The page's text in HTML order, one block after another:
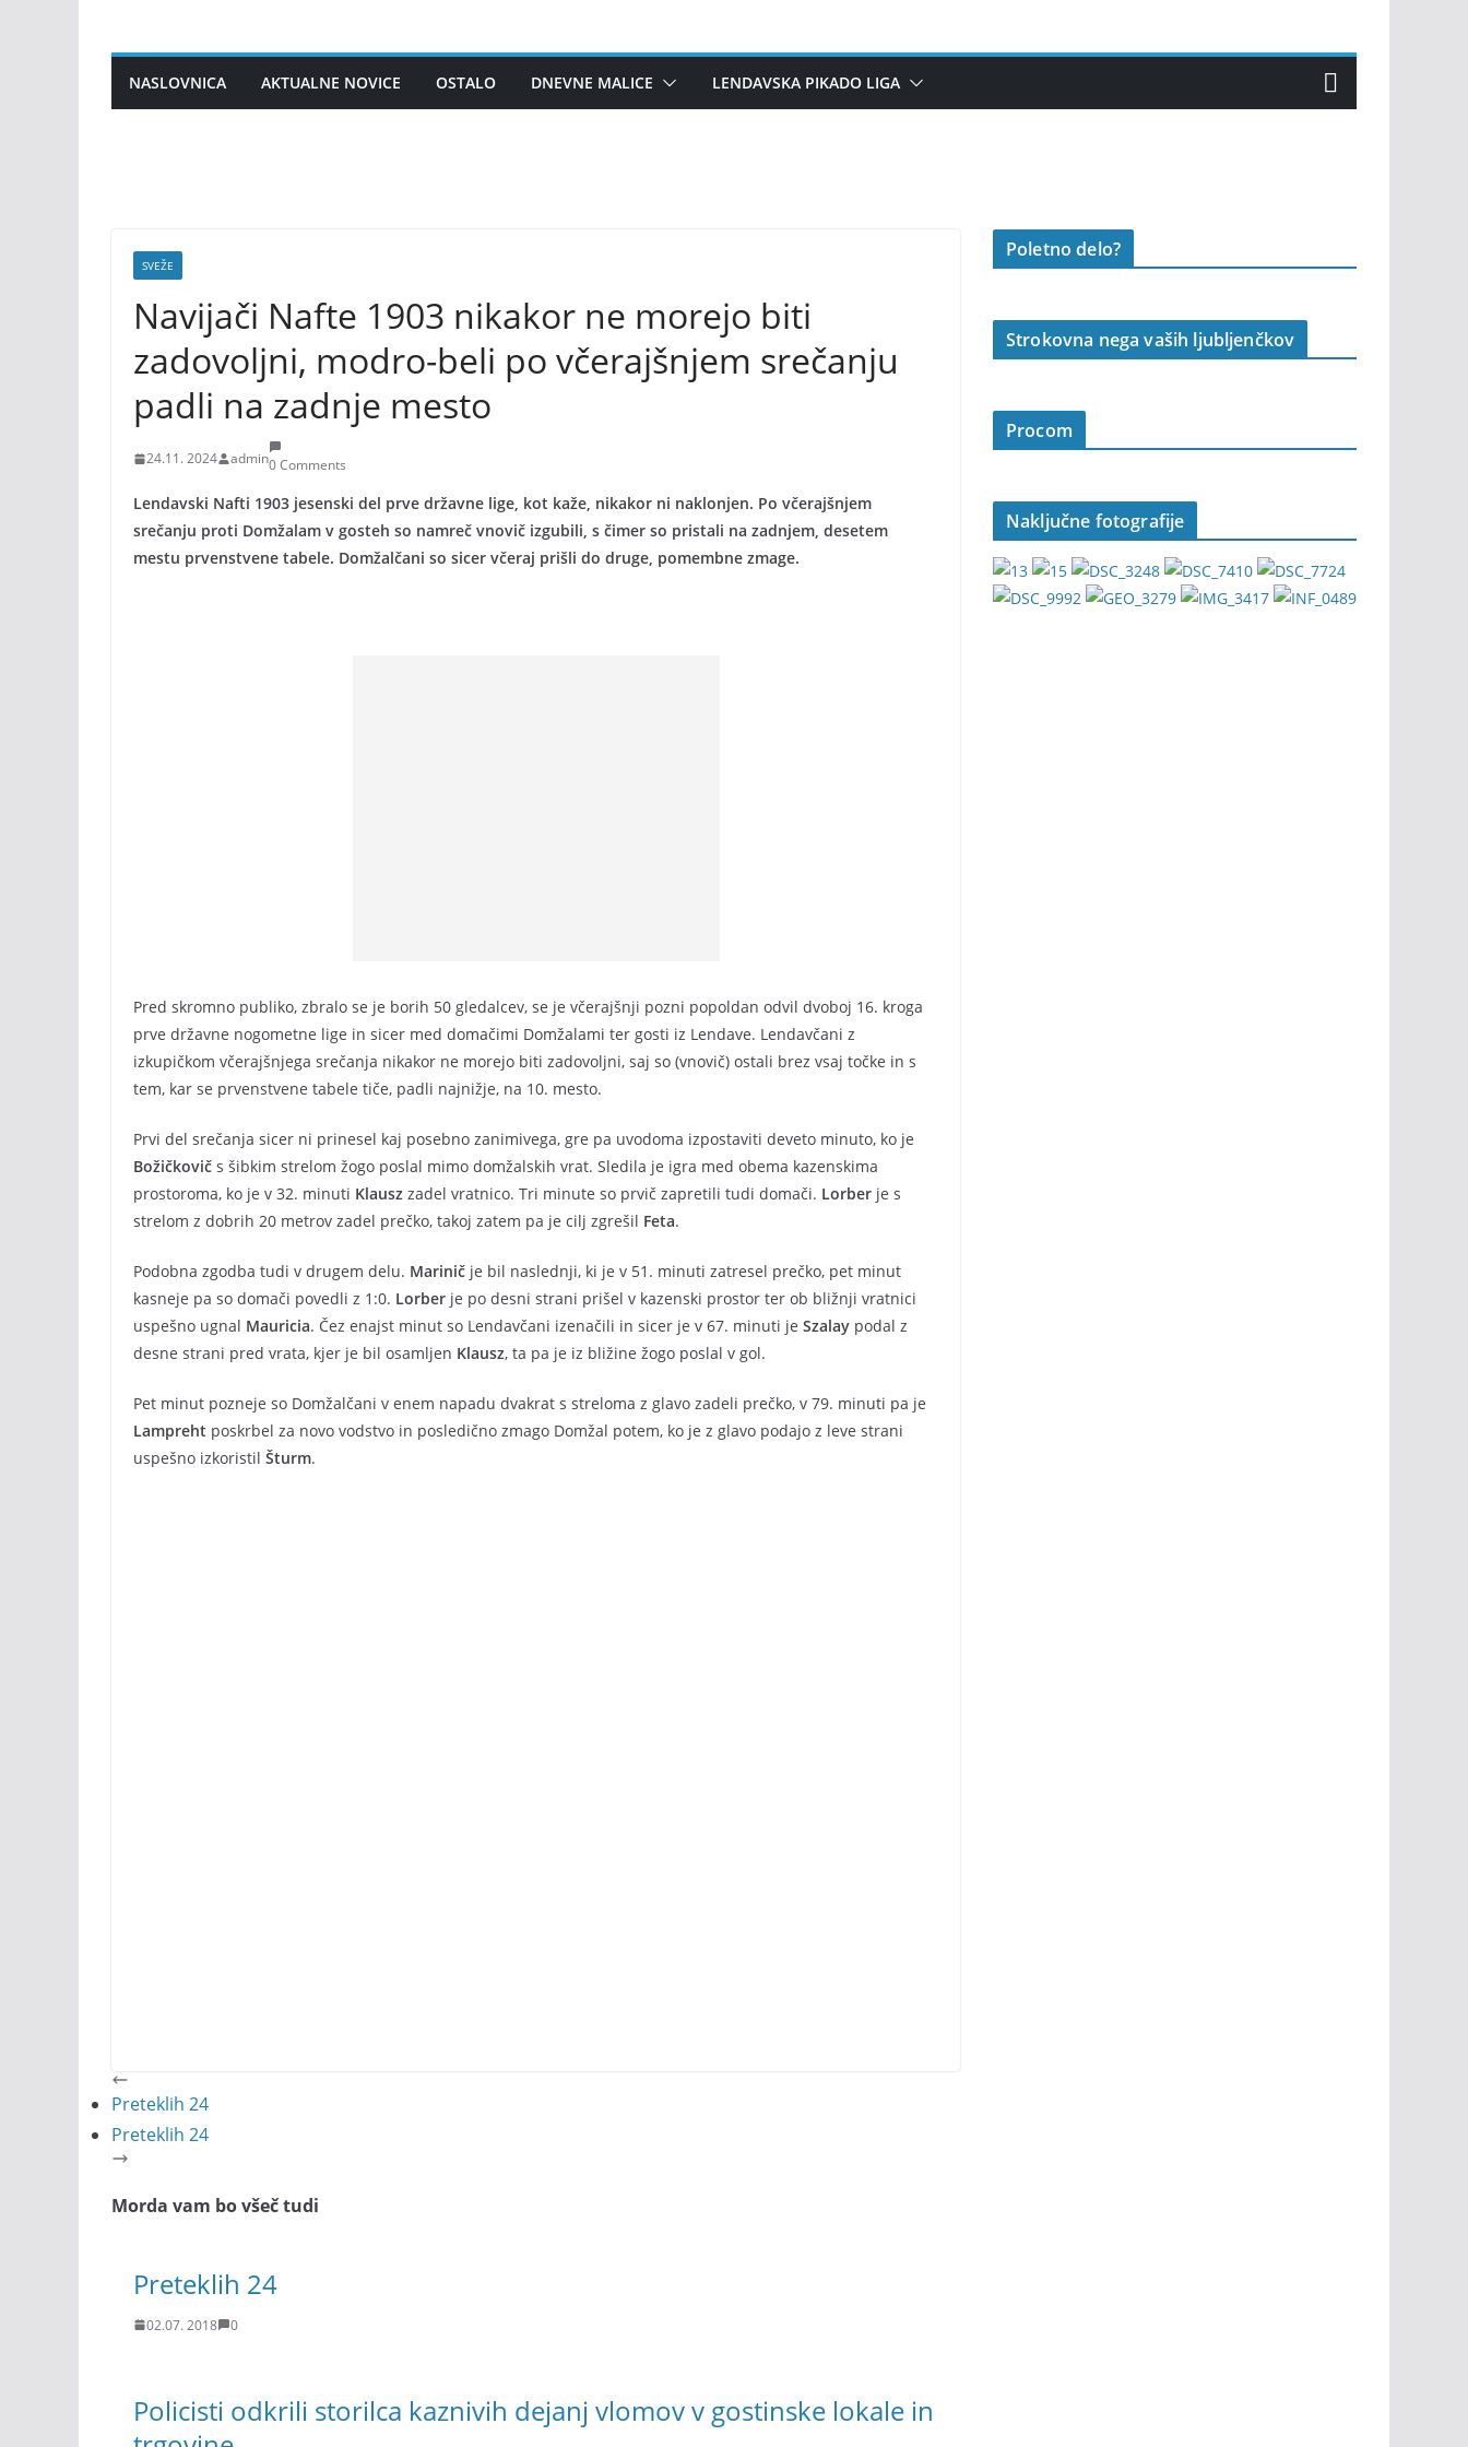
contentNASLOVNICA AKTUALNE NOVICE OSTALO DNEVNE MALICE LENDAVSKA PIKADO LIGA
SVEŽE
Navijači Nafte 1903 nikakor ne morejo biti
zadovoljni, modro-beli po včerajšnjem srečanju
padli na zadnje mesto
24.11. 2024 admin0 Comments
Lendavski Nafti 1903 jesenski del prve državne lige, kot kaže, nikakor ni naklonjen. Po včerajšnjem
srečanju proti Domžalam v gosteh so namreč vnovič izgubili, s čimer so pristali na zadnjem, desetem
mestu prvenstvene tabele. Domžalčani so sicer včeraj prišli do druge, pomembne zmage.
Pred skromno publiko, zbralo se je borih 50 gledalcev, se je včerajšnji pozni popoldan odvil dvoboj 16. kroga
prve državne nogometne lige in sicer med domačimi Domžalami ter gosti iz Lendave. Lendavčani z
izkupičkom včerajšnjega srečanja nikakor ne morejo biti zadovoljni, saj so (vnovič) ostali brez vsaj točke in s
tem, kar se prvenstvene tabele tiče, padli najnižje, na 10. mesto.
Prvi del srečanja sicer ni prinesel kaj posebno zanimivega, gre pa uvodoma izpostaviti deveto minuto, ko je
Božičkovič s šibkim strelom žogo poslal mimo domžalskih vrat. Sledila je igra med obema kazenskima
prostoroma, ko je v 32. minuti Klausz zadel vratnico. Tri minute so prvič zapretili tudi domači. Lorber je s
strelom z dobrih 20 metrov zadel prečko, takoj zatem pa je cilj zgrešil Feta.
Podobna zgodba tudi v drugem delu. Marinič je bil naslednji, ki je v 51. minuti zatresel prečko, pet minut
kasneje pa so domači povedli z 1:0. Lorber je po desni strani prišel v kazenski prostor ter ob bližnji vratnici
uspešno ugnal Mauricia. Čez enajst minut so Lendavčani izenačili in sicer je v 67. minuti je Szalay podal z
desne strani pred vrata, kjer je bil osamljen Klausz, ta pa je iz bližine žogo poslal v gol.
Pet minut pozneje so Domžalčani v enem napadu dvakrat s streloma z glavo zadeli prečko, v 79. minuti pa je
Lampreht poskrbel za novo vodstvo in posledično zmago Domžal potem, ko je z glavo podajo z leve strani
uspešno izkoristil Šturm.
Preteklih 24
Preteklih 24
Morda vam bo všeč tudi
Preteklih 24
02.07. 2018 0
Policisti odkrili storilca kaznivih dejanj vlomov v gostinske lokale in
Poletno delo?
Strokovna nega vaših ljubljenčkov
Procom
Naključne fotografije